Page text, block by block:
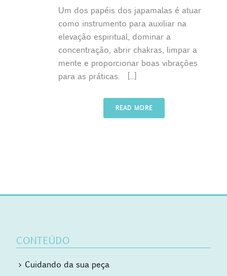
Um dos papéis dos japamalas é atuar
como instrumento para auxiliar na
elevação espiritual, dominar a
concentração, abrir chakras, limpar a
mente e proporcionar boas vibrações
para as práticas. [...]
READ MORE
CONTEÚDO
Cuidando da sua peça